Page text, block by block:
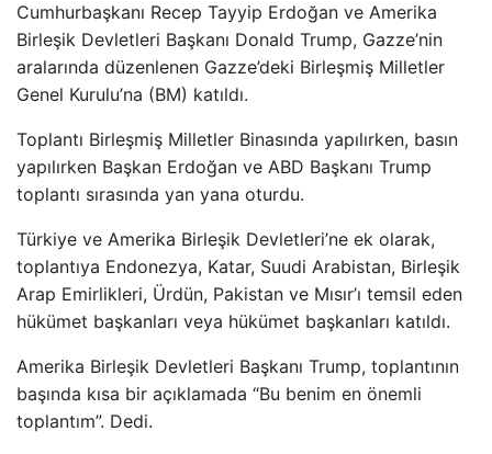
Cumhurbaşkanı Recep Tayyip Erdoğan ve Amerika
Birleşik Devletleri Başkanı Donald Trump, Gazze’nin
aralarında düzenlenen Gazze’deki Birleşmiş Milletler
Genel Kurulu’na (BM) katıldı.
Toplantı Birleşmiş Milletler Binasında yapılırken, basın
yapılırken Başkan Erdoğan ve ABD Başkanı Trump
toplantı sırasında yan yana oturdu.
Türkiye ve Amerika Birleşik Devletleri’ne ek olarak,
toplantıya Endonezya, Katar, Suudi Arabistan, Birleşik
Arap Emirlikleri, Ürdün, Pakistan ve Mısır’ı temsil eden
hükümet başkanları veya hükümet başkanları katıldı.
Amerika Birleşik Devletleri Başkanı Trump, toplantının
başında kısa bir açıklamada “Bu benim en önemli
toplantım”. Dedi.